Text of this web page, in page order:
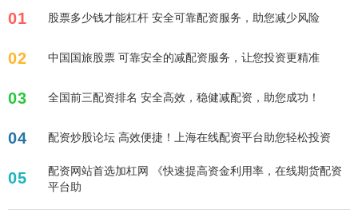
01 股票多少钱才能杠杆 安全可靠配资服务，助您减少风险
02 中国国旅股票 可靠安全的减配资服务，让您投资更精准
03 全国前三配资排名 安全高效，稳健减配资，助您成功！
04 配资炒股论坛 高效便捷！上海在线配资平台助您轻松投资
05
配资网站首选加杠网 《快速提高资金利用率，在线期货配资
平台助